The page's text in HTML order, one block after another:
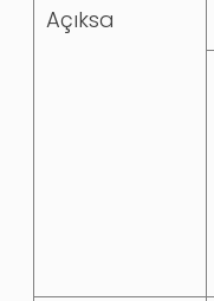
Açıksa